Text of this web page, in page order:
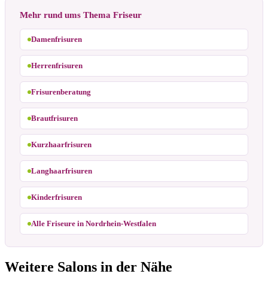
Mehr rund ums Thema Friseur
Damenfrisuren
Herrenfrisuren
Frisurenberatung
Brautfrisuren
Kurzhaarfrisuren
Langhaarfrisuren
Kinderfrisuren
Alle Friseure in Nordrhein-Westfalen
Weitere Salons in der Nähe